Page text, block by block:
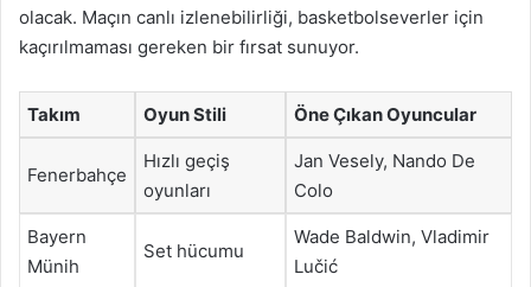
olacak. Maçın canlı izlenebilirliği, basketbolseverler için
kaçırılmaması gereken bir fırsat sunuyor.
Takım Oyun Stili Öne Çıkan Oyuncular
Fenerbahçe
Hızlı geçiş
oyunları
Jan Vesely, Nando De
Colo
Bayern
Münih
Set hücumu
Wade Baldwin, Vladimir
Lučić